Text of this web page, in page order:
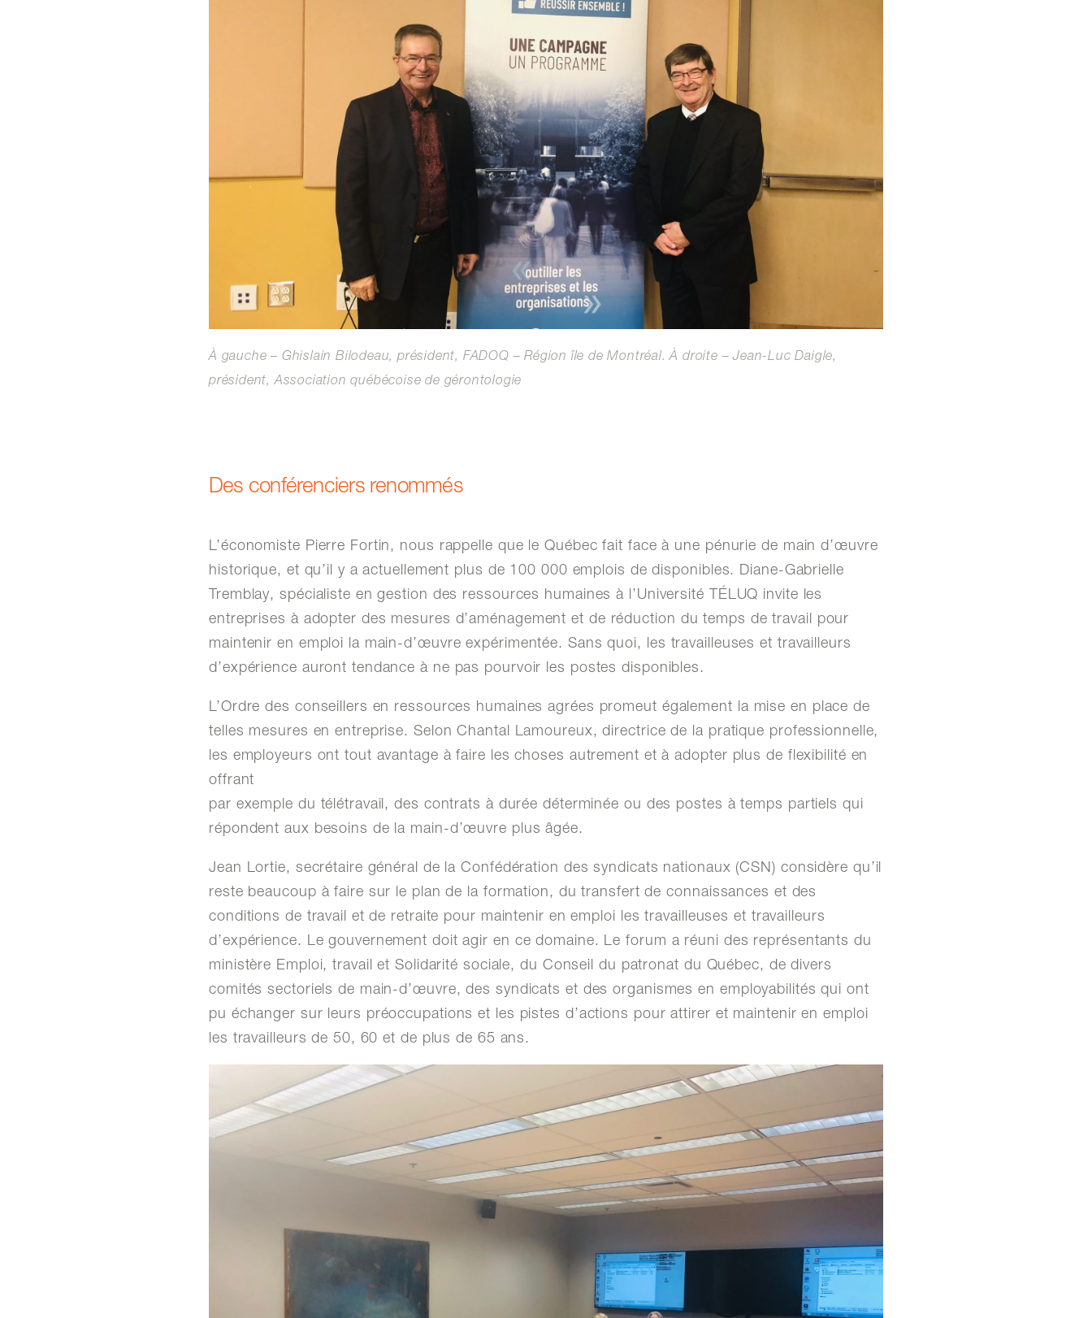
À gauche – Ghislain Bilodeau, président, FADOQ – Région île de Montréal. À droite – Jean-Luc Daigle,
président, Association québécoise de gérontologie
Des conférenciers renommés
L’économiste Pierre Fortin, nous rappelle que le Québec fait face à une pénurie de main d’œuvre
historique, et qu’il y a actuellement plus de 100 000 emplois de disponibles. Diane-Gabrielle
Tremblay, spécialiste en gestion des ressources humaines à l’Université TÉLUQ invite les
entreprises à adopter des mesures d’aménagement et de réduction du temps de travail pour
maintenir en emploi la main-d’œuvre expérimentée. Sans quoi, les travailleuses et travailleurs
d’expérience auront tendance à ne pas pourvoir les postes disponibles.
L’Ordre des conseillers en ressources humaines agrées promeut également la mise en place de
telles mesures en entreprise. Selon Chantal Lamoureux, directrice de la pratique professionnelle,
les employeurs ont tout avantage à faire les choses autrement et à adopter plus de flexibilité en
offrant
par exemple du télétravail, des contrats à durée déterminée ou des postes à temps partiels qui
répondent aux besoins de la main-d’œuvre plus âgée.
Jean Lortie, secrétaire général de la Confédération des syndicats nationaux (CSN) considère qu’il
reste beaucoup à faire sur le plan de la formation, du transfert de connaissances et des
conditions de travail et de retraite pour maintenir en emploi les travailleuses et travailleurs
d’expérience. Le gouvernement doit agir en ce domaine. Le forum a réuni des représentants du
ministère Emploi, travail et Solidarité sociale, du Conseil du patronat du Québec, de divers
comités sectoriels de main-d’œuvre, des syndicats et des organismes en employabilités qui ont
pu échanger sur leurs préoccupations et les pistes d’actions pour attirer et maintenir en emploi
les travailleurs de 50, 60 et de plus de 65 ans.